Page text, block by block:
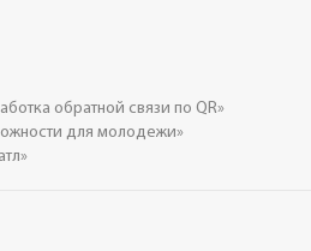
обратной связи по QR»
для молодежи»